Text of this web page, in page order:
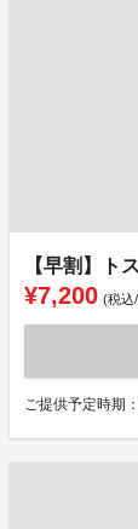
【早割】ト
¥7,200 (税込
ご提供予定時期